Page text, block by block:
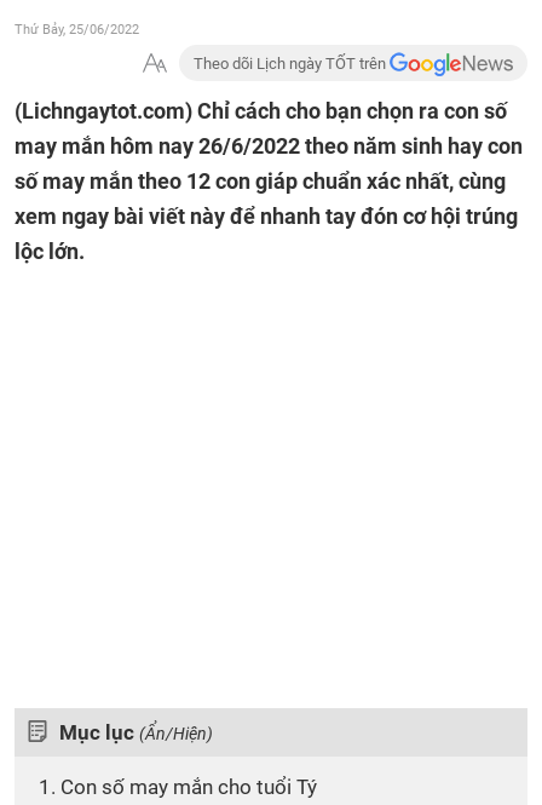
Thứ Bảy, 25/06/2022
Theo dõi Lịch ngày TỐT trên
(Lichngaytot.com)Chỉ cách cho bạn chọn ra con số
may mắn hôm nay 26/6/2022 theo năm sinh hay con
số may mắn theo 12 con giáp chuẩn xác nhất, cùng
xem ngay bài viết này để nhanh tay đón cơ hội trúng
lộc lớn.
Mục lục (Ẩn/Hiện)
1. Con số may mắn cho tuổi Tý